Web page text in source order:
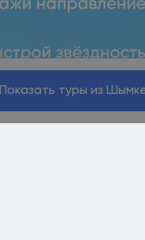
Показать туры из